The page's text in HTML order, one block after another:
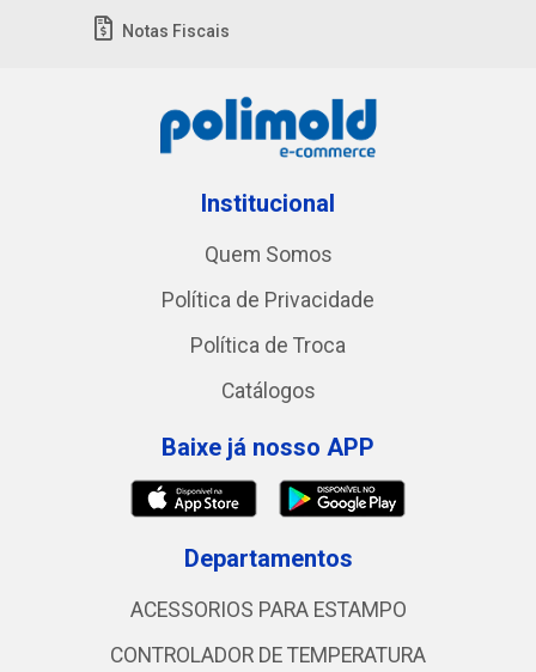
Notas Fiscais
Institucional
Quem Somos
Política de Privacidade
Política de Troca
Catálogos
Baixe já nosso APP
Departamentos
ACESSORIOS PARA ESTAMPO
CONTROLADOR DE TEMPERATURA